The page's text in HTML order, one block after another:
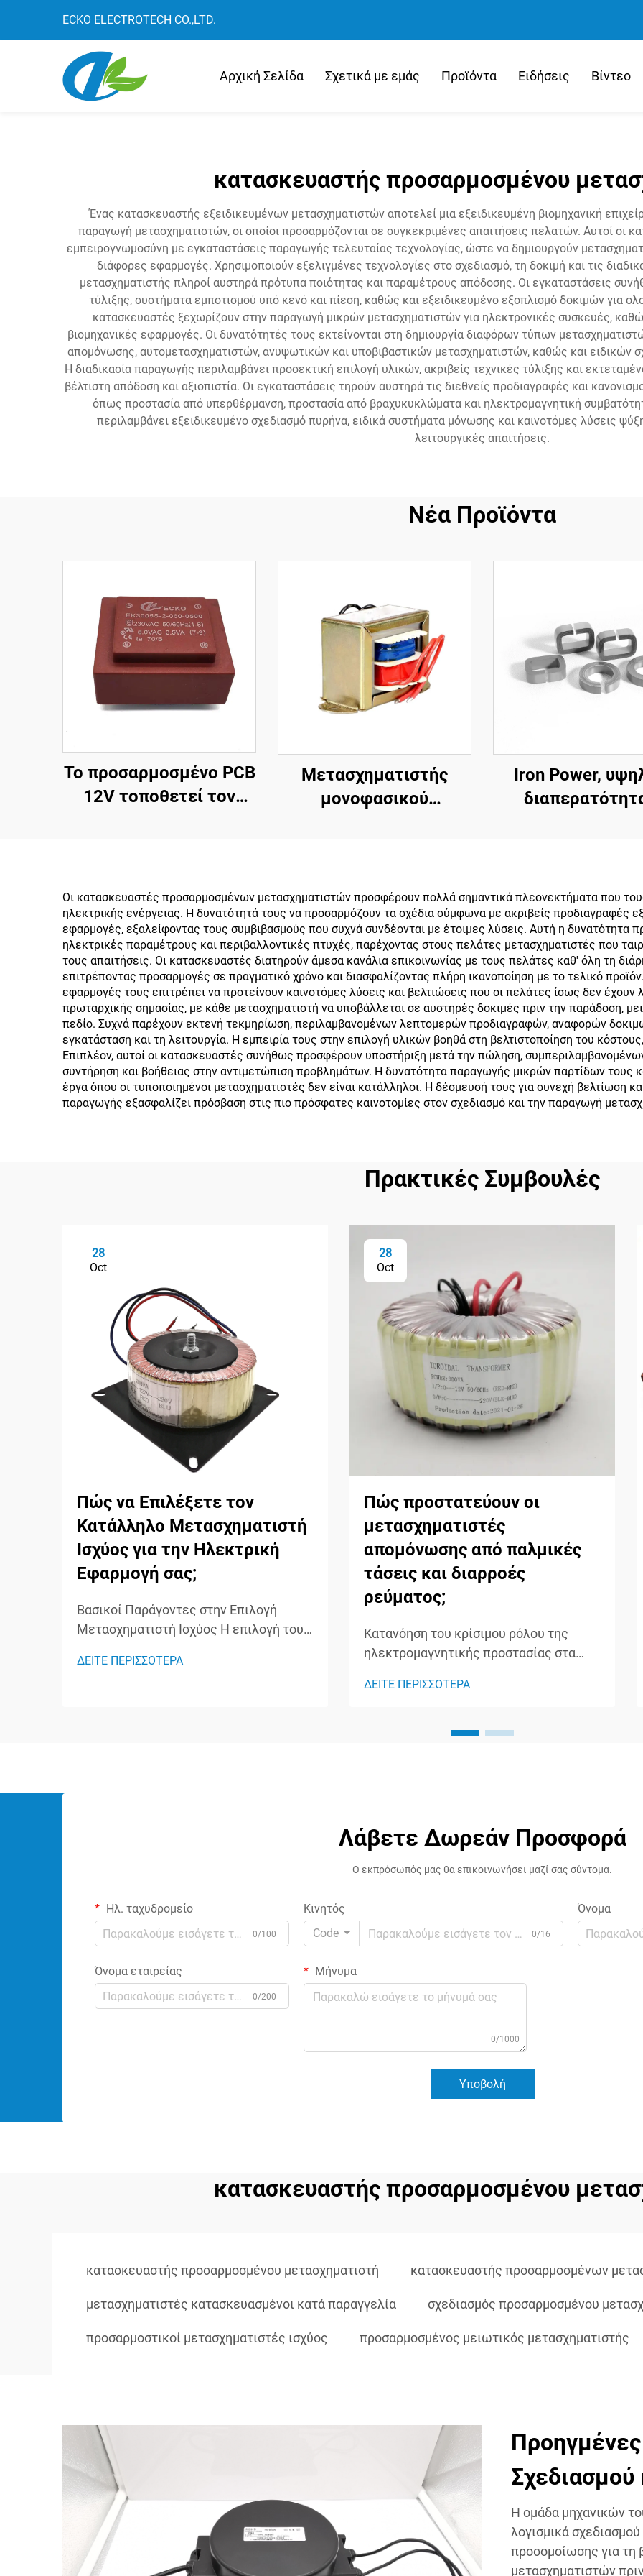
ECKO ELECTROTECH CO.,LTD.
Αρχική Σελίδα Σχετικά με εμάς Προϊόντα Ειδήσεις Βίντεο
κατασκευαστής προσαρμοσμένου
Ένας κατασκευαστής εξειδικευμένων μετασχηματιστών αποτελεί μια εξειδικευμένη βιομηχανική
παραγωγή μετασχηματιστών, οι οποίοι προσαρμόζονται σε συγκεκριμένες απαιτήσεις πελατών. Αυτοί οι
εμπειρογνωμοσύνη με εγκαταστάσεις παραγωγής τελευταίας τεχνολογίας, ώστε να δημιουργούν
διάφορες εφαρμογές. Χρησιμοποιούν εξελιγμένες τεχνολογίες στο σχεδιασμό, τη δοκιμή και τις
μετασχηματιστής πληροί αυστηρά πρότυπα ποιότητας και παραμέτρους απόδοσης. Οι εγκαταστάσεις
τύλιξης, συστήματα εμποτισμού υπό κενό και πίεση, καθώς και εξειδικευμένο εξοπλισμό δοκιμών για
κατασκευαστές ξεχωρίζουν στην παραγωγή μικρών μετασχηματιστών για ηλεκτρονικές συσκευές,
βιομηχανικές εφαρμογές. Οι δυνατότητές τους εκτείνονται στη δημιουργία διαφόρων τύπων
απομόνωσης, αυτομετασχηματιστών, ανυψωτικών και υποβιβαστικών μετασχηματιστών, καθώς και ειδικών
Η διαδικασία παραγωγής περιλαμβάνει προσεκτική επιλογή υλικών, ακριβείς τεχνικές τύλιξης και
βέλτιστη απόδοση και αξιοπιστία. Οι εγκαταστάσεις τηρούν αυστηρά τις διεθνείς προδιαγραφές και
όπως προστασία από υπερθέρμανση, προστασία από βραχυκυκλώματα και ηλεκτρομαγνητική
περιλαμβάνει εξειδικευμένο σχεδιασμό πυρήνα, ειδικά συστήματα μόνωσης και καινοτόμες λύσεις
λειτουργικές απαιτήσεις.
Νέα Προϊόντα
Το προσαρμοσμένο PCB
12V τοποθετεί τον
50Hz εισαγωγής 380V
24V 36V 110V 220V
240V
Μετασχηματιστής
μονοφασικού
15V 18V 24V
Iron Power,
με χαμηλή
είσοδος 110V,
εξόδου 380V
Οι κατασκευαστές προσαρμοσμένων μετασχηματιστών προσφέρουν πολλά σημαντικά πλεονεκτήματα που
ηλεκτρικής ενέργειας. Η δυνατότητά τους να προσαρμόζουν τα σχέδια σύμφωνα με ακριβείς προδιαγραφές
εφαρμογές, εξαλείφοντας τους συμβιβασμούς που συχνά συνδέονται με έτοιμες λύσεις. Αυτή η δυνατότητα
ηλεκτρικές παραμέτρους και περιβαλλοντικές πτυχές, παρέχοντας στους πελάτες μετασχηματιστές που
τους απαιτήσεις. Οι κατασκευαστές διατηρούν άμεσα κανάλια επικοινωνίας με τους πελάτες καθ' όλη τη
επιτρέποντας προσαρμογές σε πραγματικό χρόνο και διασφαλίζοντας πλήρη ικανοποίηση με το τελικό
εφαρμογές τους επιτρέπει να προτείνουν καινοτόμες λύσεις και βελτιώσεις που οι πελάτες ίσως δεν έχουν
πρωταρχικής σημασίας, με κάθε μετασχηματιστή να υποβάλλεται σε αυστηρές δοκιμές πριν την παράδοση,
πεδίο. Συχνά παρέχουν εκτενή τεκμηρίωση, περιλαμβανομένων λεπτομερών προδιαγραφών, αναφορών
εγκατάσταση και τη λειτουργία. Η εμπειρία τους στην επιλογή υλικών βοηθά στη βελτιστοποίηση του
Επιπλέον, αυτοί οι κατασκευαστές συνήθως προσφέρουν υποστήριξη μετά την πώληση,
συντήρηση και βοήθειας στην αντιμετώπιση προβλημάτων. Η δυνατότητα παραγωγής μικρών παρτίδων τους
έργα όπου οι τυποποιημένοι μετασχηματιστές δεν είναι κατάλληλοι. Η δέσμευσή τους για συνεχή βελτίωση
παραγωγής εξασφαλίζει πρόσβαση στις πιο πρόσφατες καινοτομίες στον σχεδιασμό και την παραγωγή
Πρακτικές Συμβουλές
28
Oct
Πώς να Επιλέξετε τον
Κατάλληλο Μετασχηματιστή
Ισχύος για την Ηλεκτρική
Εφαρμογή σας;
Βασικοί Παράγοντες στην Επιλογή
Μετασχηματιστή Ισχύος Η επιλογή του
είναι μια κρίσιμη απόφαση που
ΔΕΙΤΕ ΠΕΡΙΣΣΟΤΕΡΑ
28
Oct
Πώς προστατεύουν οι
μετασχηματιστές
απομόνωσης από παλμικές
τάσεις και διαρροές
ρεύματος;
Κατανόηση του κρίσιμου ρόλου της
ηλεκτρομαγνητικής προστασίας στα
τάσεις και οι ηλεκτρικές διαρροές
στοιχεία για ευαίσθητο ηλεκτρονικό
ΔΕΙΤΕ ΠΕΡΙΣΣΟΤΕΡΑ
Λάβετε Δωρεάν Προσφορά
Ο εκπρόσωπός μας θα επικοινωνήσει μαζί σας σύντομα.
Ηλ. ταχυδρομείο
0/100
Κινητός
Code
0/16
Όνομα
Όνομα εταιρείας
0/200
Μήνυμα
0/1000
Υποβολή
κατασκευαστής προσαρμοσμένου
κατασκευαστής προσαρμοσμένου μετασχηματιστή κατασκευαστής προσαρμοσμένων
μετασχηματιστές κατασκευασμένοι κατά παραγγελία σχεδιασμός προσαρμοσμένου
προσαρμοστικοί μετασχηματιστές ισχύος προσαρμοσμένος μειωτικός μετασχηματιστής
Σχεδιασμού
Η ομάδα μηχανικών
λογισμικά
προσομοίωσης για τη
μετασχηματιστών